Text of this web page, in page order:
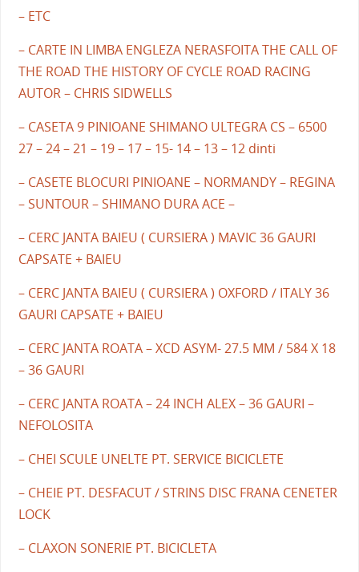
– ETC
– CARTE IN LIMBA ENGLEZA NERASFOITA THE CALL OF
THE ROAD THE HISTORY OF CYCLE ROAD RACING
AUTOR – CHRIS SIDWELLS
– CASETA 9 PINIOANE SHIMANO ULTEGRA CS – 6500
27 – 24 – 21 – 19 – 17 – 15- 14 – 13 – 12 dinti
– CASETE BLOCURI PINIOANE – NORMANDY – REGINA
– SUNTOUR – SHIMANO DURA ACE –
– CERC JANTA BAIEU ( CURSIERA ) MAVIC 36 GAURI
CAPSATE + BAIEU
– CERC JANTA BAIEU ( CURSIERA ) OXFORD / ITALY 36
GAURI CAPSATE + BAIEU
– CERC JANTA ROATA – XCD ASYM- 27.5 MM / 584 X 18
– 36 GAURI
– CERC JANTA ROATA – 24 INCH ALEX – 36 GAURI –
NEFOLOSITA
– CHEI SCULE UNELTE PT. SERVICE BICICLETE
– CHEIE PT. DESFACUT / STRINS DISC FRANA CENETER
LOCK
– CLAXON SONERIE PT. BICICLETA